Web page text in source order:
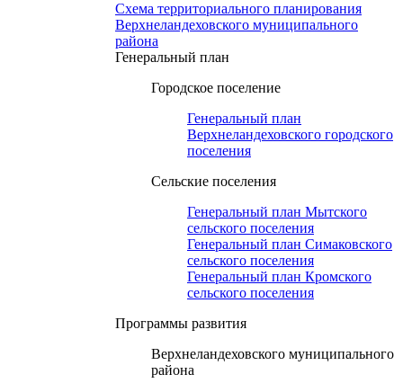
Схема территориального планирования
Верхнеландеховского муниципального
района
Генеральный план
Городское поселение
Генеральный план
Верхнеландеховского городского
поселения
Сельские поселения
Генеральный план Мытского
сельского поселения
Генеральный план Симаковского
сельского поселения
Генеральный план Кромского
сельского поселения
Программы развития
Верхнеландеховского муниципального
района